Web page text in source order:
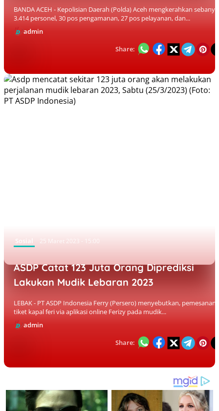
BANDA ACEH - Kepolisian Daerah (Polda) Aceh mengkerahkan
3.414 personel, 30 pos pengamanan, 27 pos pelayanan, dan...
admin
Share:
Sosial 25 Maret 2023 - 15:00
ASDP Catat 123 Juta Orang Diprediksi
Lakukan Mudik Lebaran 2023
LEBAK - PT ASDP Indonesia Ferry (Persero) menyebutkan, pemesanan
tiket kapal feri via aplikasi online Ferizy pada mudik...
admin
Share: